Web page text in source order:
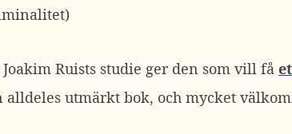
Ruists studie ger den som vill få
alldeles utmärkt bok, och mycket